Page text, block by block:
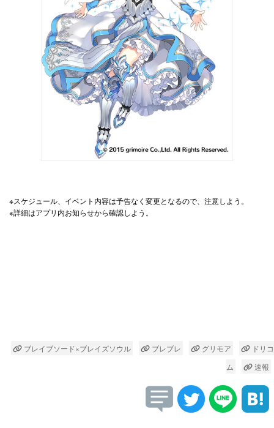
※スケジュール、イベント内容は予告なく変更となるので、注意しよう。
※詳細はアプリ内お知らせから確認しよう。
ブレイブソード×ブレイズソウル ブレブレ グリモア
ドリコ
ム
速報